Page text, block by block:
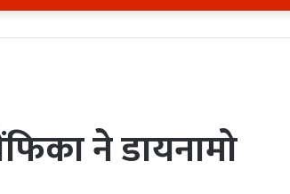
ने डायनामो